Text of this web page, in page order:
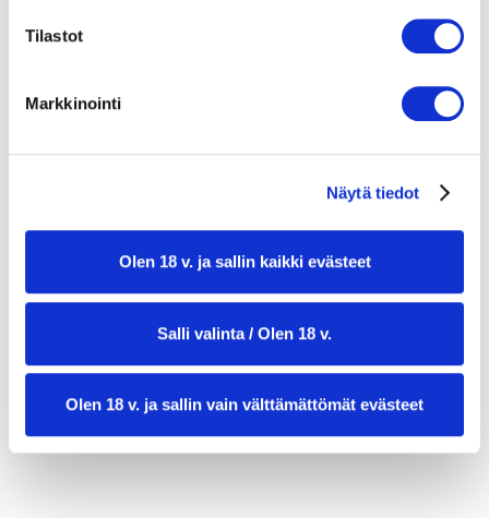
Tilastot
Markkinointi
Näytä tiedot
Olen 18 v. ja sallin kaikki evästeet
Salli valinta / Olen 18 v.
Olen 18 v. ja sallin vain välttämättömät evästeet
1 sitruunan kuori raastettuna ja puolikkaan
2 rkl oliiviöljyä
Suolaa ja mustapippuria myllystä
Tuoretta tilliä tai ruohosipulia tarjoiluun
valmistusaika:25 min